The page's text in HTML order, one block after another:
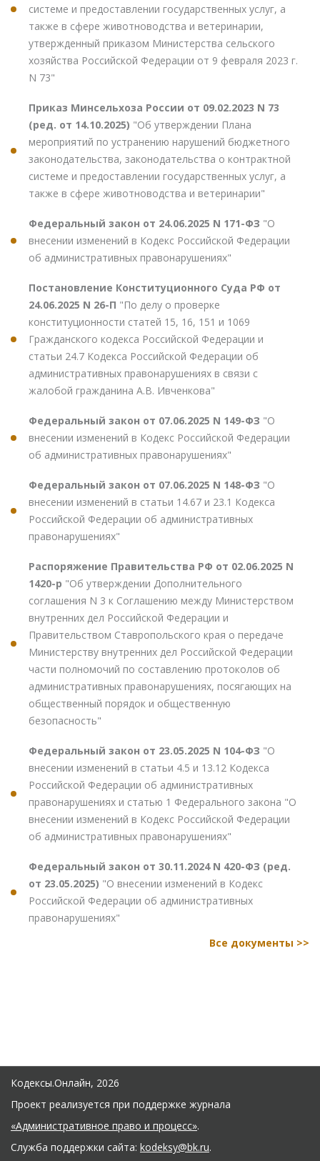
системе и предоставлении государственных услуг, а
также в сфере животноводства и ветеринарии,
утвержденный приказом Министерства сельского
хозяйства Российской Федерации от 9 февраля 2023 г.
N 73"
Приказ Минсельхоза России от 09.02.2023 N 73
(ред. от 14.10.2025) "Об утверждении Плана
мероприятий по устранению нарушений бюджетного
законодательства, законодательства о контрактной
системе и предоставлении государственных услуг, а
также в сфере животноводства и ветеринарии"
Федеральный закон от 24.06.2025 N 171-ФЗ "О
внесении изменений в Кодекс Российской Федерации
об административных правонарушениях"
Постановление Конституционного Суда РФ от
24.06.2025 N 26-П "По делу о проверке
конституционности статей 15, 16, 151 и 1069
Гражданского кодекса Российской Федерации и
статьи 24.7 Кодекса Российской Федерации об
административных правонарушениях в связи с
жалобой гражданина А.В. Ивченкова"
Федеральный закон от 07.06.2025 N 149-ФЗ "О
внесении изменений в Кодекс Российской Федерации
об административных правонарушениях"
Федеральный закон от 07.06.2025 N 148-ФЗ "О
внесении изменений в статьи 14.67 и 23.1 Кодекса
Российской Федерации об административных
правонарушениях"
Распоряжение Правительства РФ от 02.06.2025 N
1420-р "Об утверждении Дополнительного
соглашения N 3 к Соглашению между Министерством
внутренних дел Российской Федерации и
Правительством Ставропольского края о передаче
Министерству внутренних дел Российской Федерации
части полномочий по составлению протоколов об
административных правонарушениях, посягающих на
общественный порядок и общественную
безопасность"
Федеральный закон от 23.05.2025 N 104-ФЗ "О
внесении изменений в статьи 4.5 и 13.12 Кодекса
Российской Федерации об административных
правонарушениях и статью 1 Федерального закона "О
внесении изменений в Кодекс Российской Федерации
об административных правонарушениях"
Федеральный закон от 30.11.2024 N 420-ФЗ (ред.
от 23.05.2025) "О внесении изменений в Кодекс
Российской Федерации об административных
правонарушениях"
Все документы >>
Кодексы.Онлайн, 2026
Проект реализуется при поддержке журнала
«Административное право и процесс».
Служба поддержки сайта: kodeksy@bk.ru.